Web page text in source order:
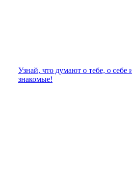
Узнай, что думают о тебе, о себе
знакомые!